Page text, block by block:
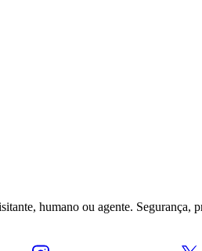
humano ou agente. Segurança,